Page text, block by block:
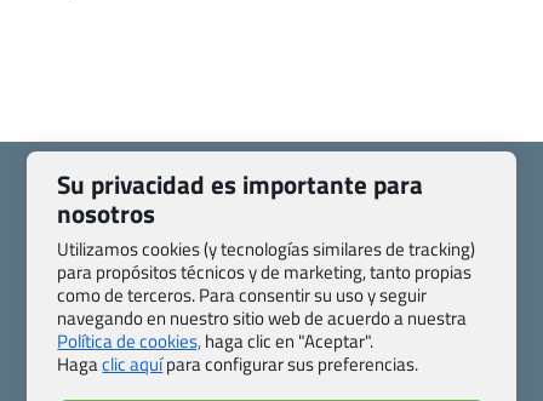
Quienes somos
Contacto
Pasaporte, Visado, Salud y otras disposiciones específicas
Blog de Viajes.com
Registro de agencias
Preguntas frecuentes
Condiciones generales
Su privacidad es importante para
nosotros
Utilizamos cookies (y tecnologías similares de tracking)
para propósitos técnicos y de marketing, tanto propias
como de terceros. Para consentir su uso y seguir
navegando en nuestro sitio web de acuerdo a nuestra
Política de cookies,haga clic en "Aceptar".
Hagaclic aquípara configurar sus preferencias.